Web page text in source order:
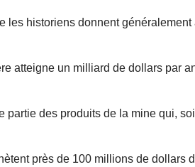
historiens donnent
atteigne un milliard de dollars par
des produits de la mine qui,
près de 100 millions de dollars